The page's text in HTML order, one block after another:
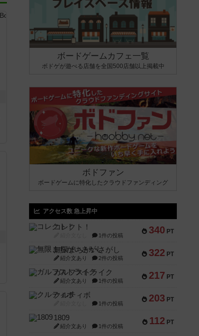
ボードゲームカフェ一覧
ボドゲが遊べる店舗を全国500店舗以上掲載中
ボドファン
ボードゲームに特化したクラウドファンディング
アクセス数 急上昇中
340 PT
コレクト！
1件の投稿
322 PT
無限まちがいさがし
紹介文あり 2件の投稿
217 PT
ガルフストライク
紹介文あり 1件の投稿
203 PT
クルティボ
1件の投稿
112 PT
1809
紹介文あり 1件の投稿